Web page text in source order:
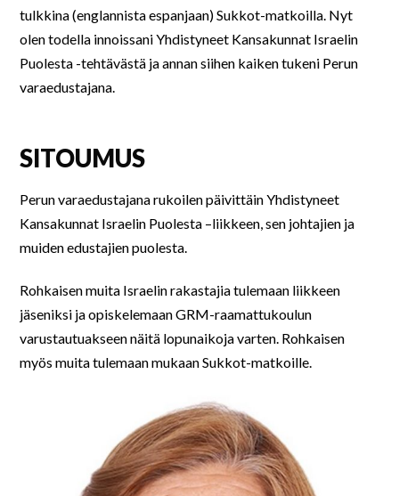
tulkkina (englannista espanjaan) Sukkot-matkoilla. Nyt
olen todella innoissani Yhdistyneet Kansakunnat Israelin
Puolesta -tehtävästä ja annan siihen kaiken tukeni Perun
varaedustajana.
SITOUMUS
Perun varaedustajanarukoilen päivittäin Yhdistyneet
Kansakunnat Israelin Puolesta –liikkeen, sen johtajien ja
muiden edustajien puolesta.
Rohkaisen muita Israelin rakastajia tulemaan liikkeen
jäseniksi ja opiskelemaan GRM-raamattukoulun
varustautuakseen näitä lopunaikoja varten. Rohkaisen
myös muita tulemaan mukaan Sukkot-matkoille.